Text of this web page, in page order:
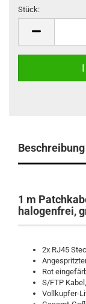
Stück:
1 m
halogenfrei,
2x RJ45
Rot
S/FTP
Vollkupfer-